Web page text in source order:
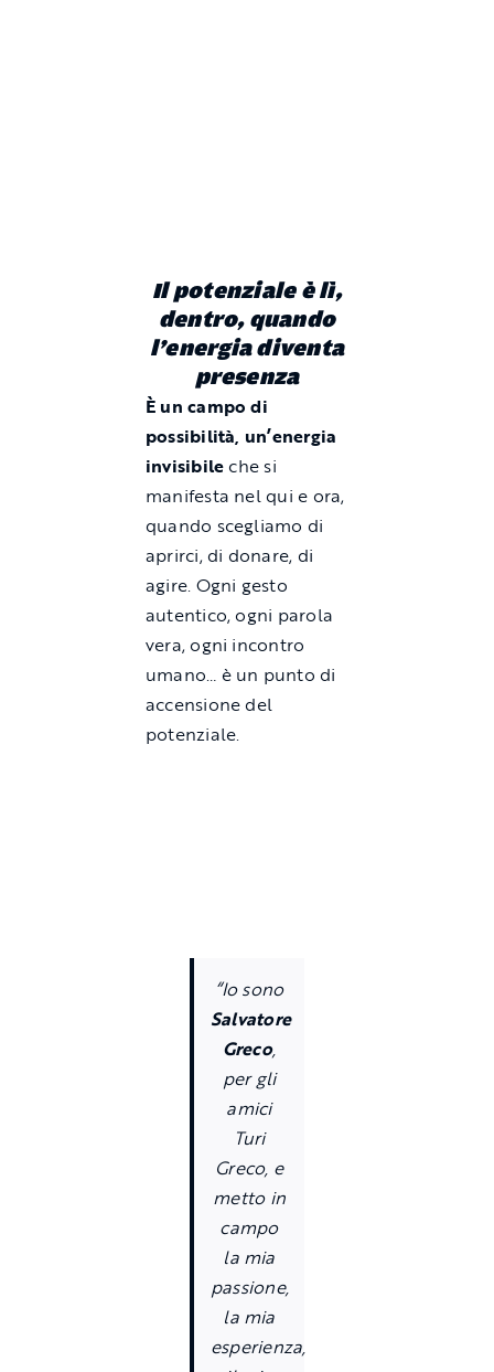
Il potenziale è lì,
dentro, quando
l’energia diventa
presenza
È un campo di
possibilità, un’energia
invisibile che si
manifesta nel qui e ora,
quando scegliamo di
aprirci, di donare, di
agire. Ogni gesto
autentico, ogni parola
vera, ogni incontro
umano… è un punto di
accensione del
potenziale.
“Io sono
Salvatore
Greco,
per gli
amici
Turi
Greco, e
metto in
campo
la mia
passione,
la mia
esperienza,